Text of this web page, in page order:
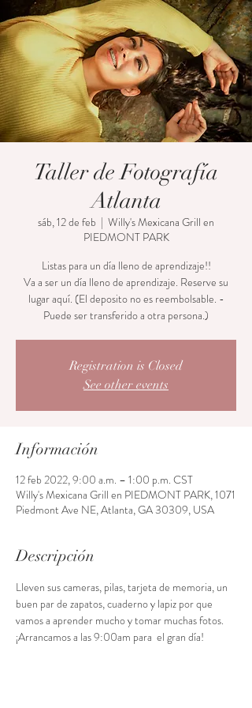
Taller de Fotografía
Atlanta
sáb, 12 de feb
  |
Willy's Mexicana Grill en
PIEDMONT PARK
Listas para un día lleno de aprendizaje!!
Va a ser un día lleno de aprendizaje. Reserve su
lugar aquí. (El deposito no es reembolsable. -
Puede ser transferido a otra persona.)
Registration is Closed
See other events
Información
12 feb 2022, 9:00 a.m. – 1:00 p.m. CST
Willy's Mexicana Grill en PIEDMONT PARK, 1071
Piedmont Ave NE, Atlanta, GA 30309, USA
Descripción
Lleven sus cameras, pilas, tarjeta de memoria, un
buen par de zapatos, cuaderno y lapiz por que
vamos a aprender mucho y tomar muchas fotos.
¡Arrancamos a las 9:00am para  el gran día!